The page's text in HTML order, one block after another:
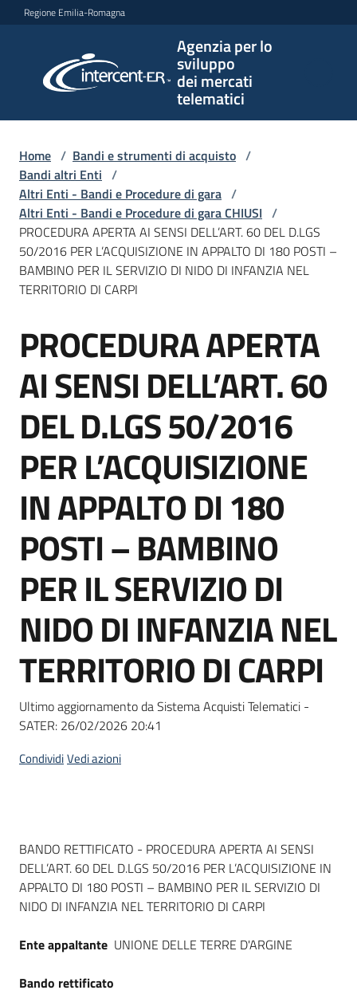
Vai al contenuto
Vai alla navigazione
Vai al footer
Regione Emilia-Romagna
Agenzia per lo
sviluppo
dei mercati
telematici
per lo
sviluppo
telematici
L'Agenzia
Bandi
strumenti
di
Supporto
Piattaforme
telematiche
English
site
Seguici
Home / Bandi e strumenti di acquisto /
Bandi altri Enti /
Altri Enti - Bandi e Procedure di gara /
Altri Enti - Bandi e Procedure di gara CHIUSI /
PROCEDURA APERTA AI SENSI DELL’ART. 60 DEL D.LGS
50/2016 PER L’ACQUISIZIONE IN APPALTO DI 180 POSTI –
BAMBINO PER IL SERVIZIO DI NIDO DI INFANZIA NEL
TERRITORIO DI CARPI
Salta al contenuto
PROCEDURA APERTA
AI SENSI DELL’ART. 60
DEL D.LGS 50/2016
PER L’ACQUISIZIONE
IN APPALTO DI 180
POSTI – BAMBINO
PER IL SERVIZIO DI
NIDO DI INFANZIA NEL
TERRITORIO DI CARPI
Ultimo aggiornamento da Sistema Acquisti Telematici -
SATER: 26/02/2026 20:41
CondividiVedi azioni
Dati del bando
BANDO RETTIFICATO - PROCEDURA APERTA AI SENSI
DELL’ART. 60 DEL D.LGS 50/2016 PER L’ACQUISIZIONE IN
APPALTO DI 180 POSTI – BAMBINO PER IL SERVIZIO DI
NIDO DI INFANZIA NEL TERRITORIO DI CARPI
Ente appaltante UNIONE DELLE TERRE D'ARGINE
Bando rettificato